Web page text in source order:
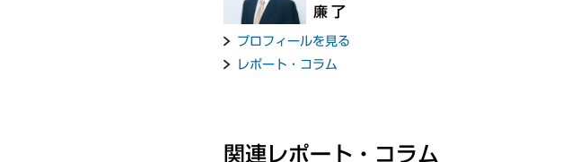
廉 了
プロフィールを見る
レポート・コラム
関連レポート・コラム